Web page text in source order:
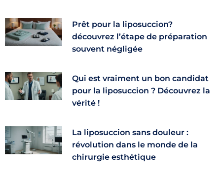
Prêt pour la liposuccion?
découvrez l’étape de préparation
souvent négligée
Qui est vraiment un bon candidat
pour la liposuccion ? Découvrez la
vérité !
La liposuccion sans douleur :
révolution dans le monde de la
chirurgie esthétique